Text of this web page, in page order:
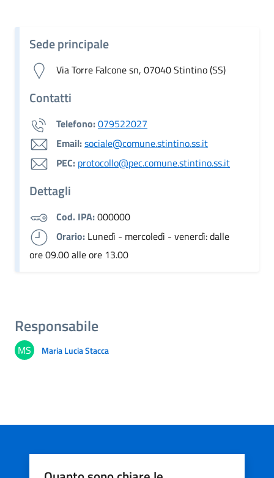
Sede principale
Via Torre Falcone sn, 07040 Stintino (SS)
Contatti
Telefono:079522027
Email:sociale@comune.stintino.ss.it
PEC: protocollo@pec.comune.stintino.ss.it
Dettagli
Cod. IPA:000000
Orario: Lunedì - mercoledì - venerdì: dalle
ore 09.00 alle ore 13.00
Responsabile
MS Maria Lucia Stacca